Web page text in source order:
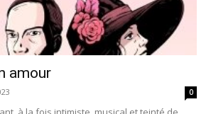
amour
0